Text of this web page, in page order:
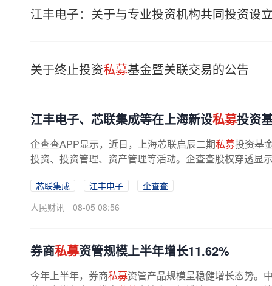
江丰电子：关于与专业投资机构共同投资设
关于终止投资私募基金暨关联交易的公告
江丰电子、芯联集成等在上海新设私募投资
企查查APP显示，近日，上海芯联启辰二期私募投资基
投资、投资管理、资产管理等活动。企查查股权穿透显
芯联集成 江丰电子
企查查
人民财讯
08-05 08:56
券商私募资管规模上半年增长11.62%
今年上半年，券商私募资管产品规模呈稳健增长态势。